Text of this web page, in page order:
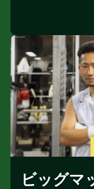
ビッグマ